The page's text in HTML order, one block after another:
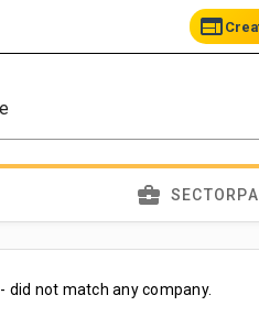
web
business_center
- did not match any company.